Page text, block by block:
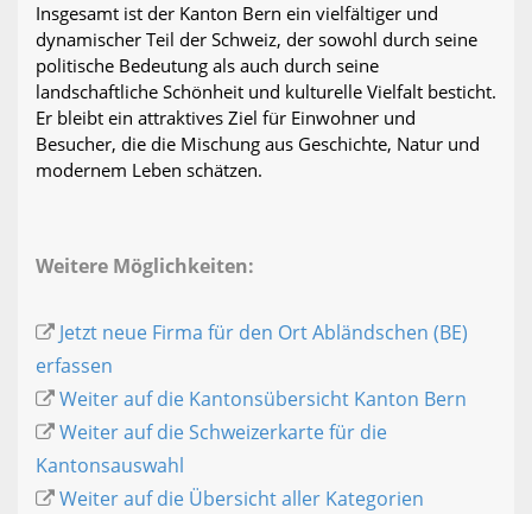
Insgesamt ist der Kanton Bern ein vielfältiger und
dynamischer Teil der Schweiz, der sowohl durch seine
politische Bedeutung als auch durch seine
landschaftliche Schönheit und kulturelle Vielfalt besticht.
Er bleibt ein attraktives Ziel für Einwohner und
Besucher, die die Mischung aus Geschichte, Natur und
modernem Leben schätzen.
Weitere Möglichkeiten:
Jetzt neue Firma für den Ort Abländschen (BE)
erfassen
Weiter auf die Kantonsübersicht Kanton Bern
Weiter auf die Schweizerkarte für die
Kantonsauswahl
Weiter auf die Übersicht aller Kategorien